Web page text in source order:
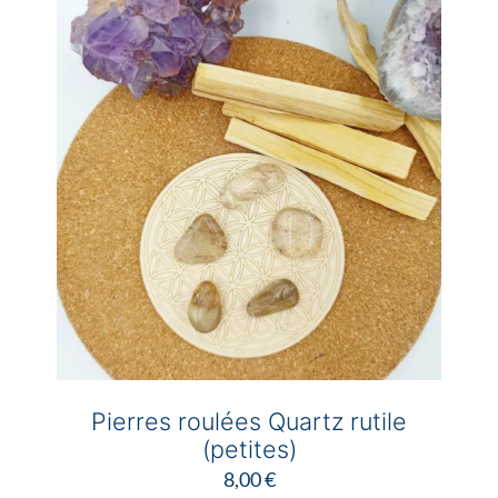
46,00 €
Les
options
peuvent
être
choisies
sur
la
page
du
produit
Pierres roulées Quartz rutile
(petites)
8,00€